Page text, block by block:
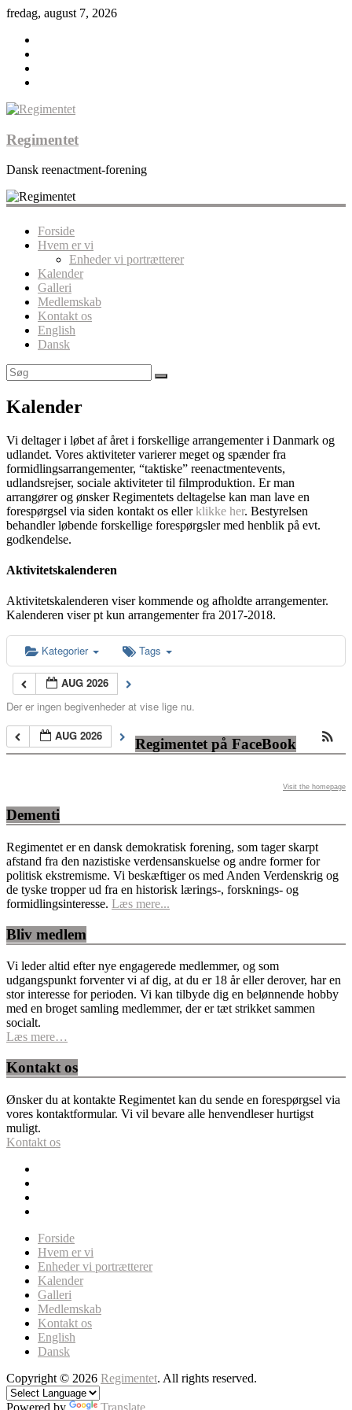
fredag, august 7, 2026
Regimentet
Dansk reenactment-forening
Forside
Hvem er vi
Enheder vi portrætterer
Kalender
Galleri
Medlemskab
Kontakt os
English
Dansk
Kalender
Vi deltager i løbet af året i forskellige arrangementer i Danmark og
udlandet. Vores aktiviteter varierer meget og spænder fra
formidlingsarrangementer, “taktiske” reenactmentevents,
udlandsrejser, sociale aktiviteter til filmproduktion. Er man
arrangører og ønsker Regimentets deltagelse kan man lave en
forespørgsel via siden kontakt os ellerklikke her. Bestyrelsen
behandler løbende forskellige forespørgsler med henblik på evt.
godkendelse.
Aktivitetskalenderen
Aktivitetskalenderen viser kommende og afholdte arrangementer.
Kalenderen viser pt kun arrangementer fra 2017-2018.
Kategorier Tags
AUG 2026
Der er ingen begivenheder at vise lige nu.
AUG 2026
Regimentet på FaceBook
Visit the homepage
Dementi
Regimentet er en dansk demokratisk forening, som tager skarpt
afstand fra den nazistiske verdensanskuelse og andre former for
politisk ekstremisme. Vi beskæftiger os med Anden Verdenskrig og
de tyske tropper ud fra en historisk lærings-, forsknings- og
formidlingsinteresse. Læs mere...
Bliv medlem
Vi leder altid efter nye engagerede medlemmer, og som
udgangspunkt forventer vi af dig, at du er 18 år eller derover, har en
stor interesse for perioden. Vi kan tilbyde dig en belønnende hobby
med en broget samling medlemmer, der er tæt strikket sammen
socialt.
Læs mere…
Kontakt os
Ønsker du at kontakte Regimentet kan du sende en forespørgsel via
vores kontaktformular. Vi vil bevare alle henvendleser hurtigst
muligt.
Kontakt os
Forside
Hvem er vi
Enheder vi portrætterer
Kalender
Galleri
Medlemskab
Kontakt os
English
Dansk
Copyright © 2026 Regimentet. All rights reserved.
Powered by Translate